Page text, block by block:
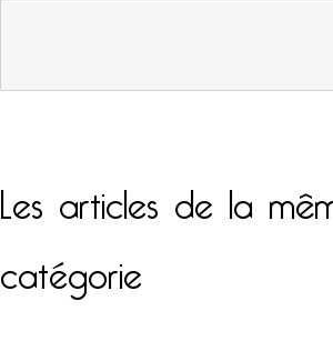
Les articles de la
catégorie